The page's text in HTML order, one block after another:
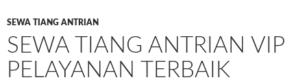
SEWA TIANG ANTRIAN
SEWA TIANG ANTRIAN VIP
PELAYANAN TERBAIK